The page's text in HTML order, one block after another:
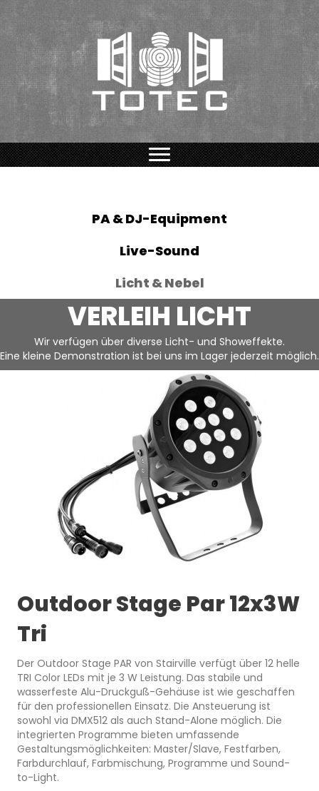
PA & DJ-Equipment
Live-Sound
Licht & Nebel
VERLEIH LICHT
Wir verfügen über diverse Licht- und Showeffekte.
Eine kleine Demonstration ist bei uns im Lager jederzeit möglich.
Outdoor Stage Par 12x3W
Tri
Der Outdoor Stage PAR von Stairville verfügt über 12 helle
TRI Color LEDs mit je 3 W Leistung. Das stabile und
wasserfeste Alu-Druckguß-Gehäuse ist wie geschaffen
für den professionellen Einsatz. Die Ansteuerung ist
sowohl via DMX512 als auch Stand-Alone möglich. Die
integrierten Programme bieten umfassende
Gestaltungsmöglichkeiten: Master/Slave, Festfarben,
Farbdurchlauf, Farbmischung, Programme und Sound-
to-Light.